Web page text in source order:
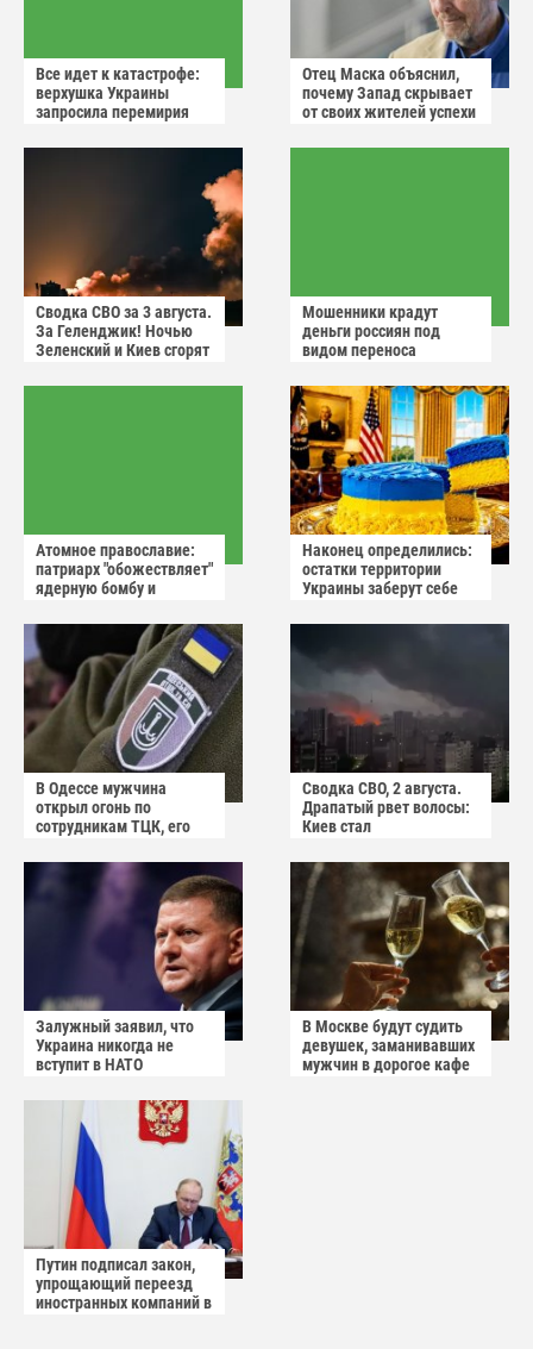
Все идет к катастрофе:
верхушка Украины
запросила перемирия
Отец Маска объяснил,
почему Запад скрывает
от своих жителей успехи
Сводка СВО за 3 августа.
За Геленджик! Ночью
Зеленский и Киев сгорят
Мошенники крадут
деньги россиян под
видом переноса
Атомное православие:
патриарх "обожествляет"
ядерную бомбу и
"апокалиптических
сценариев"
Наконец определились:
остатки территории
Украины заберут себе
В Одессе мужчина
открыл огонь по
сотрудникам ТЦК, его
Сводка СВО, 2 августа.
Драпатый рвет волосы:
Киев стал
Залужный заявил, что
Украина никогда не
вступит в НАТО
В Москве будут судить
девушек, заманивавших
мужчин в дорогое кафе
Путин подписал закон,
упрощающий переезд
иностранных компаний в